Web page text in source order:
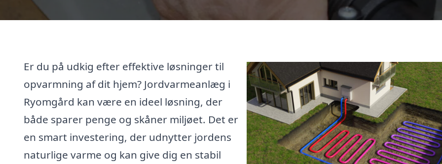
Er du på udkig efter effektive løsninger til
opvarmning af dit hjem? Jordvarmeanlæg i
Ryomgård kan være en ideel løsning, der
både sparer penge og skåner miljøet. Det er
en smart investering, der udnytter jordens
naturlige varme og kan give dig en stabil